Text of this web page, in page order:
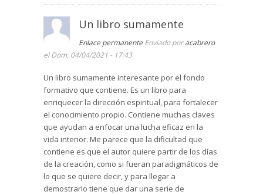
Un libro sumamente
Enlace permanente Enviado poracabrero
el Dom, 04/04/2021 - 17:43
Un libro sumamente interesante por el fondo
formativo que contiene. Es un libro para
enriquecer la dirección espiritual, para fortalecer
el conocimiento propio. Contiene muchas claves
que ayudan a enfocar una lucha eficaz en la
vida interior. Me parece que la dificultad que
contiene es que el autor quiere partir de los días
de la creación, como si fueran paradigmáticos de
lo que se quiere decir, y para llegar a
demostrarlo tiene que dar una serie de